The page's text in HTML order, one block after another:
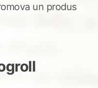
un produs